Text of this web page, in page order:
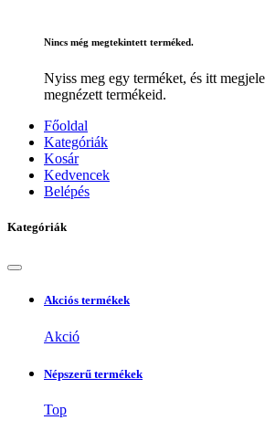
Nincs még megtekintett terméked.
Nyiss meg egy terméket, és itt
megnézett termékeid.
Főoldal
Kategóriák
Kosár
Kedvencek
Belépés
Kategóriák
Akciós termékek
Akció
Népszerű termékek
Top